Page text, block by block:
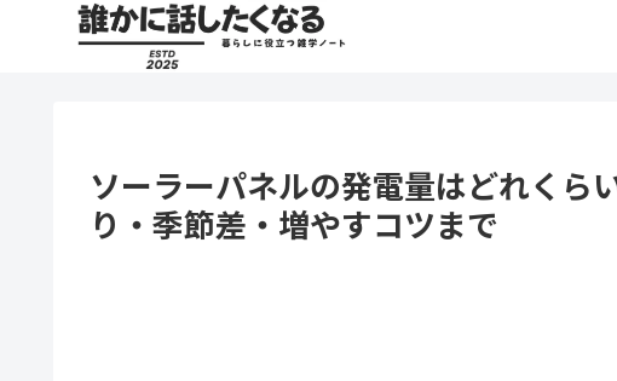
ソーラーパネルの発電量はどれくら
り・季節差・増やすコツまで